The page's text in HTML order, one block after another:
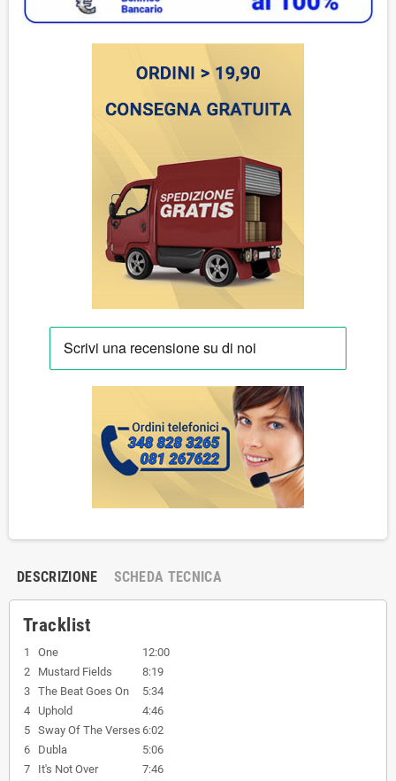
DESCRIZIONE SCHEDA TECNICA
Tracklist
1 One
12:00
2
Mustard Fields
8:19
3 The Beat Goes On
5:34
4
Uphold
4:46
5 Sway Of The Verses 6:02
6
Dubla
5:06
7
It's Not Over
7:46